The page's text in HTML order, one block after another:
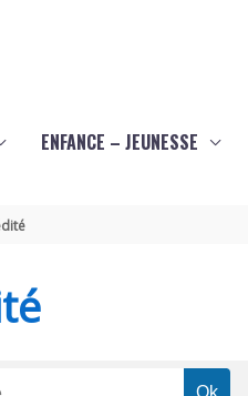
ENFANCE – JEUNESSE